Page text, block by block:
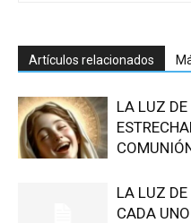
Artículos relacionados
LA LUZ
LA LUZ DE
CADA